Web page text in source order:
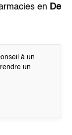
en De
à un
un